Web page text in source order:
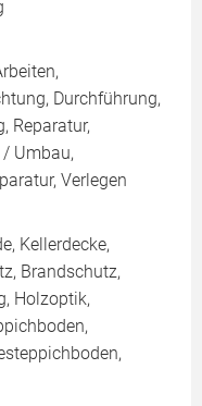
Durchführung,
Reparatur,
Umbau,
Verlegen
Kellerdecke,
Brandschutz,
Holzoptik,